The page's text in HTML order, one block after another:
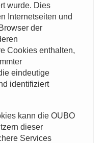
wurde. Dies
Internetseiten und
der
Cookies enthalten,
eindeutige
identifiziert
kann die OUBO
dieser
Services